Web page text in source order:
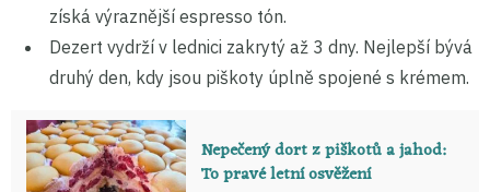
získá výraznější espresso tón.
Dezert vydrží v lednici zakrytý až 3 dny. Nejlepší bývá
druhý den, kdy jsou piškoty úplně spojené s krémem.
Nepečený dort z piškotů a jahod:
To pravé letní osvěžení